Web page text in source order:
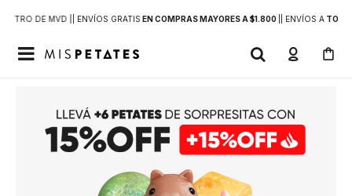
DE MVD | | ENVÍOS GRATIS EN COMPRAS MAYORES A $1.800 | ENVÍOS ATODO
